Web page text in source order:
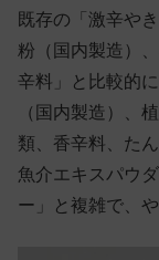
既存の「激辛や
粉（国内製造）
辛料」と比較的
（国内製造）、
類、香辛料、た
魚介エキスパウ
ー」と複雑で、